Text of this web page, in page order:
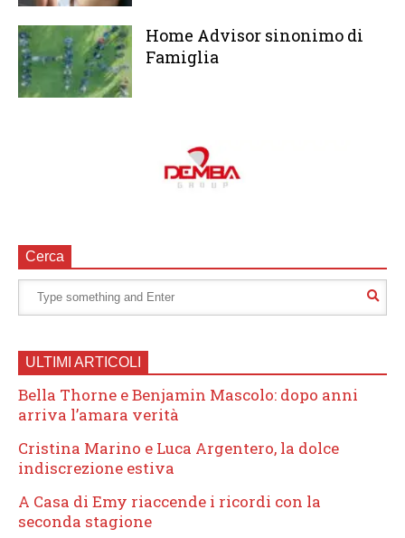
Home Advisor sinonimo di
Famiglia
Cerca
ULTIMI ARTICOLI
Bella Thorne e Benjamin Mascolo: dopo anni
arriva l’amara verità
Cristina Marino e Luca Argentero, la dolce
indiscrezione estiva
A Casa di Emy riaccende i ricordi con la
seconda stagione